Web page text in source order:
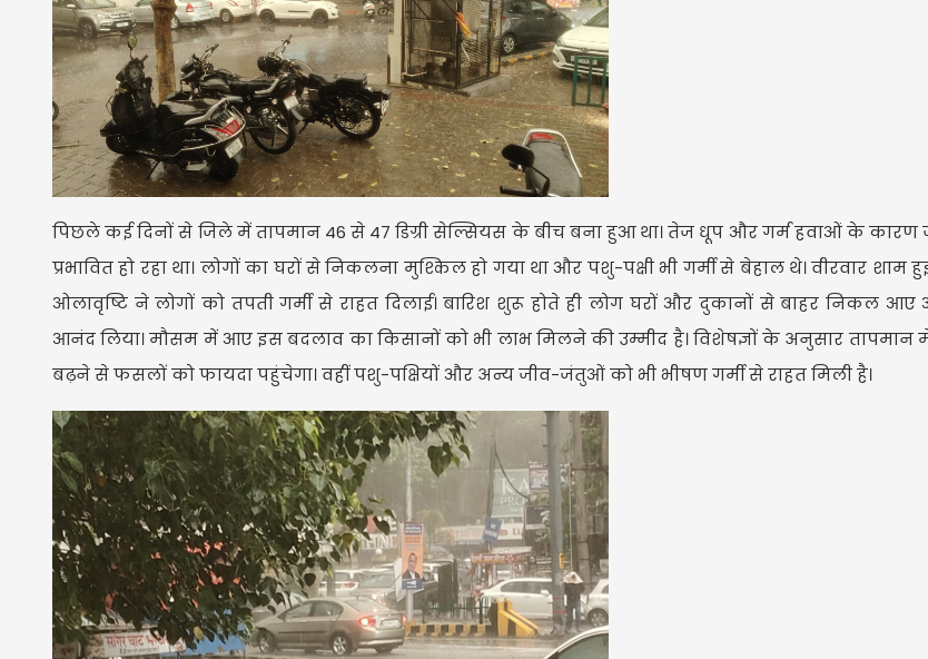
पिछले कई दिनों से जिले में तापमान 46 से 47 डिग्री सेल्सियस के बीच बना हुआ था। तेज धूप और गर्म हवाओं के कारण
प्रभावित हो रहा था। लोगों का घरों से निकलना मुश्किल हो गया था और पशु-पक्षी भी गर्मी से बेहाल थे। वीरवार शाम
ओलावृष्टि ने लोगों को तपती गर्मी से राहत दिलाई। बारिश शुरू होते ही लोग घरों और दुकानों से बाहर निकल
आनंद लिया। मौसम में आए इस बदलाव का किसानों को भी लाभ मिलने की उम्मीद है। विशेषज्ञों के अनुसार तापमान
बढ़ने से फसलों को फायदा पहुंचेगा। वहीं पशु-पक्षियों और अन्य जीव-जंतुओं को भी भीषण गर्मी से राहत मिली है।